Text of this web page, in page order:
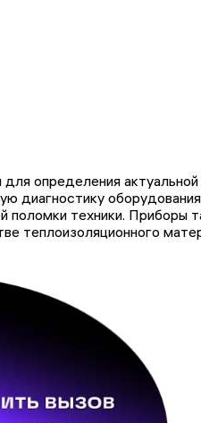
определения
диагностику
техники. Приборы
теплоизоляционного